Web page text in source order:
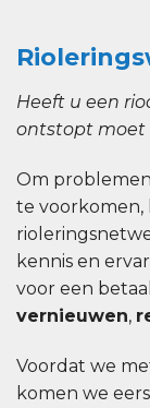
Heeft u een
ontstopt moet
Om
te
kennis en
voor een
vernieuwen,
Voordat we
komen we